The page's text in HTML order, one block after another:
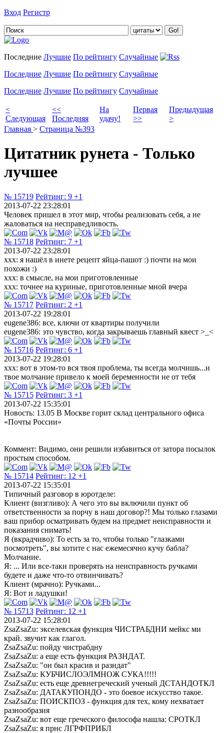
Вход Регистр
Последние Лучшие По рейтингу Случайные
Последние Лучшие По рейтингу Случайные
Последние Лучшие По рейтингу Случайные
<
Следующая
<<
Последняя
На
удачу!
Первая
>>
Предыдущая
>
Главная > Страница №393
Цитатник рунета - Только
лучшее
№ 15719 Рейтинг: 9 +1
2013-07-22 23:28:01
Человек пришел в этот мир, чтобы реализовать себя, а не
жаловаться на несправедливость.
№ 15718 Рейтинг: 7 +1
2013-07-22 23:28:01
xxx: я нашёл в инете рецепт яйца-пашот :) почти на мои
похожи :)
xxx: в смысле, на мои приготовленные
xxx: точнее на куриные, приготовленные мной вчера
№ 15717 Рейтинг: 2 +1
2013-07-22 19:28:01
eugene386: все, ключи от квартиры получили
eugene386: это чувство, когда закрываешь главный квест >_<
№ 15716 Рейтинг: 6 +1
2013-07-22 19:28:01
xxx: вот в этом-то вся твоя проблема, ты всегда молчишь...и
твое молчание привело к моей беременности не от тебя
№ 15715 Рейтинг: 3 +1
2013-07-22 15:35:01
Новость: 13.05 В Москве горит склад центрального офиса
«Почты России»
Коммент: Видимо, они решили избавиться от затора посылок
простым способом.
№ 15714 Рейтинг: 12 +1
2013-07-22 15:35:01
Типичный разговор в юротделе:
Клиент (визгливо): А чего это вы включили пункт об
ответственности за порчу в наш договор?! Мы только глазами
ваш прибор осматривать будем на предмет неисправности и
показания снимать!
Я (вкрадчиво): То есть за то, чтобы только "глазками
посмотреть", вы хотите с нас ежемесячно кучу бабла?
Молчание.
Я: ... Или все-таки проверять на неисправность ручками
будете и даже что-то отвинчивать?
Клиент (мрачно): Ручками...
Я: Вот и ладушки!
№ 15713 Рейтинг: 12 +1
2013-07-22 15:28:01
ZsaZsaZu: экселевская функция ЧИСТРАБДНИ мейкс ми
край. звучит как глагол.
ZsaZsaZu: пойду чистрабдну
ZsaZsaZu: а еще есть функция РАЗНДАТ.
ZsaZsaZu: "он был красив и разндат"
ZsaZsaZu: КУБЧИСЛОЭЛМНОЖ СУКА!!!!!
ZsaZsaZu: есть еще древнегреческий ученый ДСТАНДОТКЛ
ZsaZsaZu: ДАТАКУПОНДО - это боевое искусство такое.
ZsaZsaZu: ПОИСКПОЗ - функция для тех, кому нехватает
разнообразия
ZsaZsaZu: вот еще греческого философа нашла: СРОТКЛ
ZsaZsaZu: я прнс ЛГРФПРИБЛ